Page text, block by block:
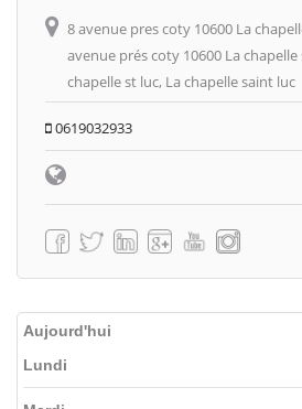
8 avenue pres coty 10600 La
avenue prés coty 10600 La chapelle
chapelle st luc, La chapelle saint luc
0619032933
Aujourd'hui
Lundi